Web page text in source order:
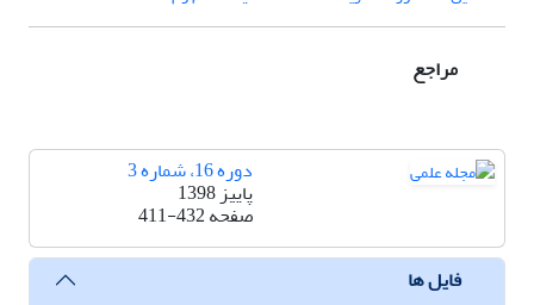
مراجع
دوره 16، شماره 3
پاییز 1398
صفحه411-432
فایل ها